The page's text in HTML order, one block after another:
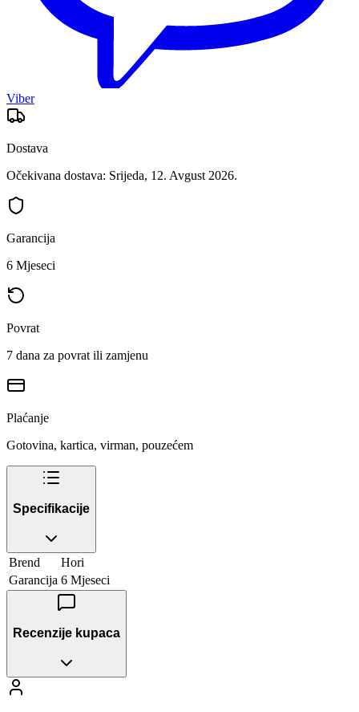
Viber
Dostava
Očekivana dostava: Srijeda, 12. Avgust 2026.
Garancija
6 Mjeseci
Povrat
7 dana za povrat ili zamjenu
Plaćanje
Gotovina, kartica, virman, pouzećem
Specifikacije
Brend
Hori
Garancija 6 Mjeseci
Recenzije kupaca